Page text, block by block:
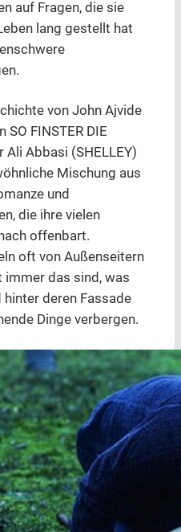
auf Fragen, die sie
lang gestellt hat
von John Ajvide
FINSTER DIE
Ali Abbasi (SHELLEY)
Mischung aus
und
die ihre vielen
offenbart.
oft von Außenseitern
immer das sind, was
hinter deren Fassade
Dinge verbergen.